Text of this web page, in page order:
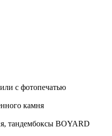
с фотопечатью
камня
тандембоксы BOYARD